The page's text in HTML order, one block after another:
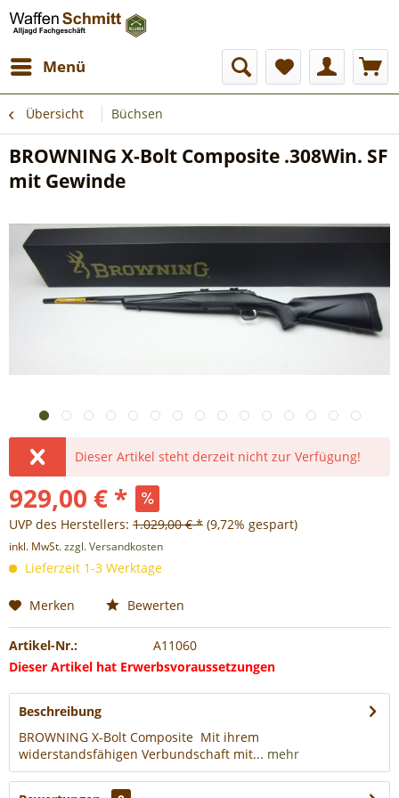
Menü
Übersicht Büchsen
BROWNING X-Bolt Composite .308Win. SF
mit Gewinde
Dieser Artikel steht derzeit nicht zur Verfügung!
929,00 € *
UVP des Herstellers: 1.029,00 € * (9,72% gespart)
inkl. MwSt.zzgl. Versandkosten
Lieferzeit 1-3 Werktage
Merken Bewerten
Artikel-Nr.:
A11060
Dieser Artikel hat Erwerbsvoraussetzungen
Beschreibung
BROWNING X-Bolt Composite Mit ihrem
widerstandsfähigen Verbundschaft mit... mehr